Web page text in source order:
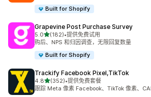
Built for Shopify
Grapevine Post Purchase Survey
5.0星（满分 5 星）
(182)
总共 182 条评论
•提供免费试用
购后、NPS 和归因调查，无限回复数量
Built for Shopify
Trackify Facebook Pixel,TikTok
4.8星（满分 5 星）
(352)
总共 352 条评论
•提供免费套餐
跟踪 Meta 像素 Facebook、TikTok 像素、